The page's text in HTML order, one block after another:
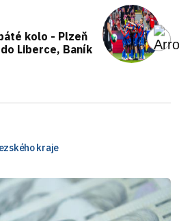
kolo - Plzeň
Liberce, Baník
kraje